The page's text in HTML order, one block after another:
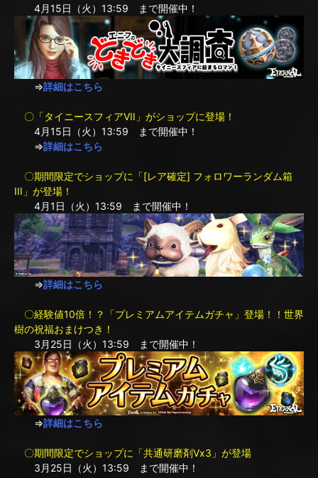
4月15日（火）13:59 まで開催中！
⇒詳細はこちら
〇「タイニースフィアVII」がショップに登場！
4月15日（火）13:59 まで開催中！
⇒詳細はこちら
〇期間限定でショップに「[レア確定] フォロワーランダム箱
III」が登場！
4月1日（火）13:59 まで開催中！
⇒詳細はこちら
〇経験値10倍！？「プレミアムアイテムガチャ」登場！！世界
樹の祝福おまけつき！
3月25日（火）13:59 まで開催中！
⇒詳細はこちら
〇期間限定でショップに「共通研磨剤Ⅴx3」が登場
3月25日（火）13:59 まで開催中！